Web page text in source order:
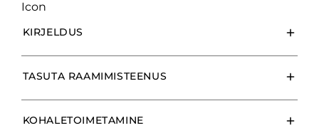
KIRJELDUS
TASUTA RAAMIMISTEENUS
KOHALETOIMETAMINE